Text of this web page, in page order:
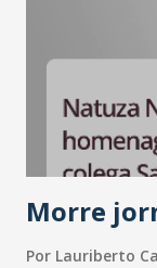
Morre
Por Lauriberto